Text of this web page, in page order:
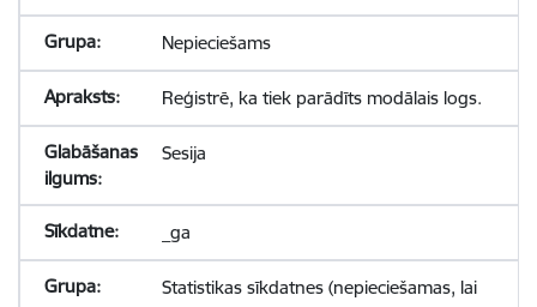
Nepieciešams
Reģistrē, ka tiek parādīts modālais logs.
Sesija
_ga
Statistikas sīkdatnes (nepieciešamas, lai